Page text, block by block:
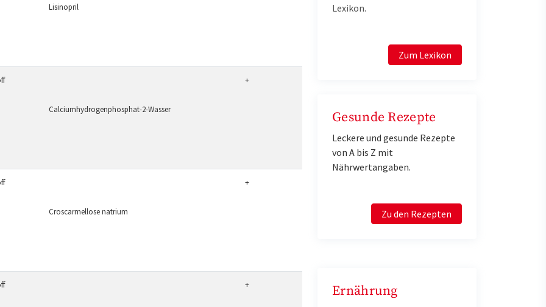
Lisinopril
Calciumhydrogenphosphat-2-Wasser
+
Croscarmellose natrium
+
+
Lexikon.
Zum Lexikon
Gesunde Rezepte
Leckere und gesunde Rezepte
von A bis Z mit
Nährwertangaben.
Zu den Rezepten
Ernährung